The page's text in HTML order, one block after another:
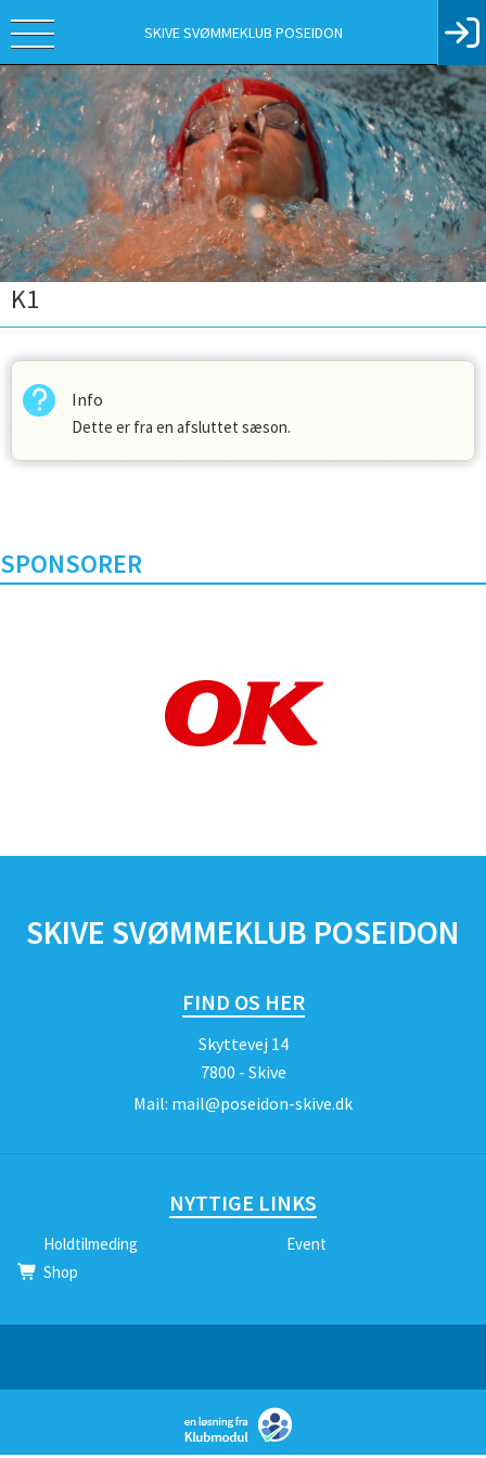
SKIVE SVØMMEKLUB POSEIDON
K1
Info
Dette er fra en afsluttet sæson.
SPONSORER
SKIVE SVØMMEKLUB POSEIDON
FIND OS HER
Skyttevej 14
7800 - Skive
Mail: mail@poseidon-skive.dk
NYTTIGE LINKS
Holdtilmeding
Event
Shop